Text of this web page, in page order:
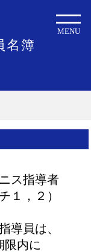
名簿
MENU
ス指導者
１，２）
導員は、
限内に